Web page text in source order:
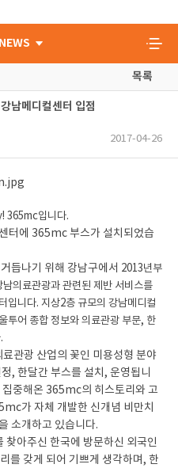
목록
강남메디컬센터 입점
2017-04-26
365mc입니다.
터에 365mc 부스가 설치되었습
듭나기 위해 강남구에서 2013년부
의료관광과 관련된 제반 서비스를
입니다. 지상2층 규모의 강남메디컬
투어 종합 정보와 의료관광 부문, 한
관광 산업의 꽃인 미용성형 분야
, 한달간 부스를 설치, 운영됩니
중해온 365mc의 히스토리와 고
가 자체 개발한 신개념 비만치
소개하고 있습니다.
찾아주신 한국에 방문하신 외국인
를 갖게 되어 기쁘게 생각하며, 한